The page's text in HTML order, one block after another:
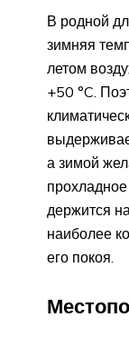
В родной
зимняя
летом
+50 °C.
а зимой
держится
наиболее
его покоя.